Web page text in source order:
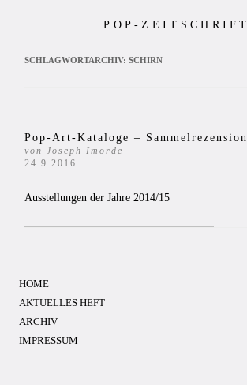
POP-ZEITSCHRIFT
SCHLAGWORTARCHIV: SCHIRN
Pop-Art-Kataloge – Sammelrezension
von Joseph Imorde
24.9.2016
Ausstellungen der Jahre 2014/15
HOME
AKTUELLES HEFT
ARCHIV
IMPRESSUM